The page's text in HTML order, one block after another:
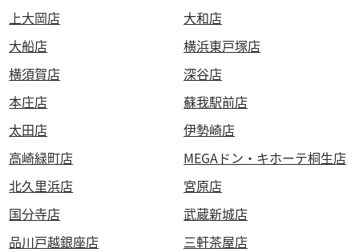
上大岡店
大和店
大船店
横浜東戸塚店
横須賀店
深谷店
本庄店
蘇我駅前店
太田店
伊勢崎店
高崎緑町店
MEGAドン・キホーテ桐生店
北久里浜店
宮原店
国分寺店
武蔵新城店
品川戸越銀座店
三軒茶屋店